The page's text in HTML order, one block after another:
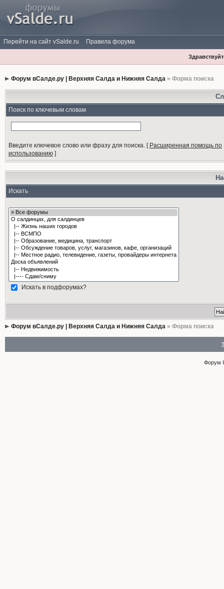
Перейти на сайт vSalde.ru Правила форума
Форум вСалде.ру | Верхняя Салда и Нижняя Салда» Форма поиска
Поиск по ключевым словам
Введите ключевое слово или фразу для поиска.[ Расширенная помощь по
использованию]
Искать
Искать в подфорумах?
Форум вСалде.ру | Верхняя Салда и Нижняя Салда» Форма поиска
Форум